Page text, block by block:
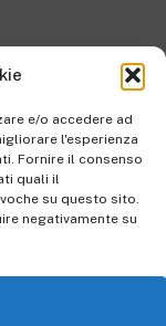
e/o accedere ad
l'esperienza
Fornire il consenso
quali il
su questo sito.
negativamente su
soprattutto è
un animo così
folgorata
il suo è un
che si
crimini